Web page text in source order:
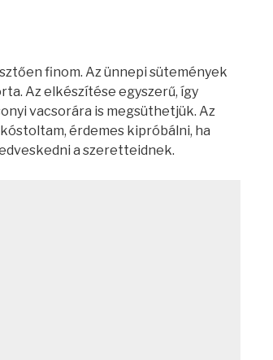
finom. Az ünnepi sütemények
Az elkészítése egyszerű, így
vacsorára is megsüthetjük. Az
érdemes kipróbálni, ha
a szeretteidnek.